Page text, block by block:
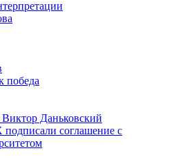
победа
Даньковский
соглашение с